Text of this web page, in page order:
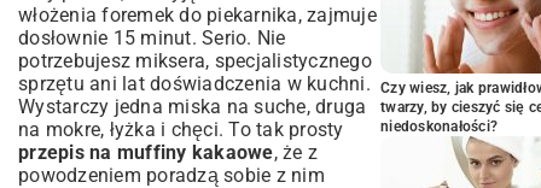
Opcje Wegańskie i Bezglutenowe – Dla
Każdego Coś Dobrego
Jak Podawać i Przechowywać Muffiny
Kakaowe?
Najlepsze Pomysły na Serwowanie
Sposoby Przechowywania dla Długotrwałej
Świeżości
włożenia foremek do piekarnika, zajmuje
dosłownie 15 minut. Serio. Nie
potrzebujesz miksera, specjalistycznego
sprzętu ani lat doświadczenia w kuchni.
Wystarczy jedna miska na suche, druga
na mokre, łyżka i chęci. To tak prosty
przepis na muffiny kakaowe, że z
powodzeniem poradzą sobie z nim
Czy wiesz, jak
twarzy, by cieszyć się
niedoskonałości?